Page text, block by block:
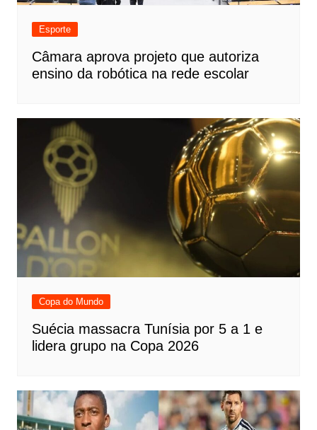
Esporte
Câmara aprova projeto que autoriza
ensino da robótica na rede escolar
Copa do Mundo
Suécia massacra Tunísia por 5 a 1 e
lidera grupo na Copa 2026